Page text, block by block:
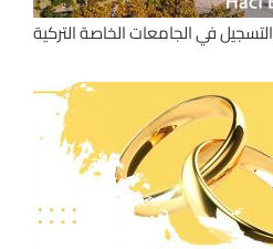
التسجيل في الجامعات الخاصة التركية